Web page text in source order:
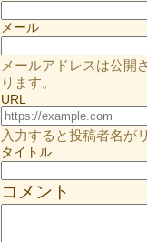
メール
メールアドレスは公開
ります。
URL
入力すると投稿者名が
タイトル
コメント